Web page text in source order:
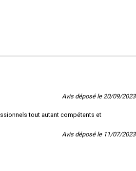
Avis déposé le 20/09/2023
tout autant compétents et
Avis déposé le 11/07/2023